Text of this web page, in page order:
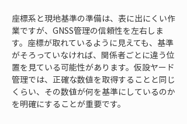
座標系と現地基準の準備は、表に出にくい作
業ですが、GNSS管理の信頼性を左右しま
す。座標が取れているように見えても、基準
がそろっていなければ、関係者ごとに違う位
置を見ている可能性があります。仮設ヤード
管理では、正確な数値を取得することと同じ
くらい、その数値が何を基準にしているのか
を明確にすることが重要です。